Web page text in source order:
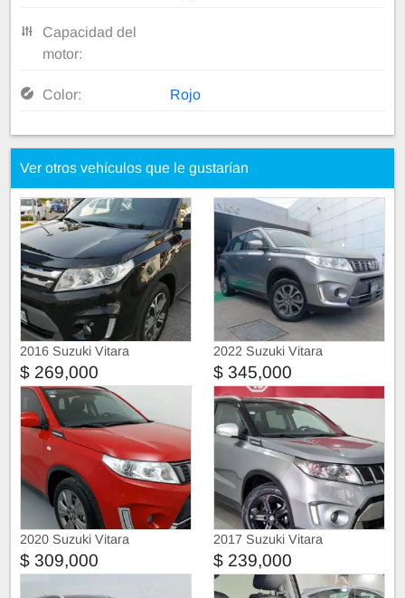
Capacidad del
motor:
Color: Rojo
Ver otros vehículos que le gustarían
2016 Suzuki Vitara
$ 269,000
2022 Suzuki Vitara
$ 345,000
2020 Suzuki Vitara
$ 309,000
2017 Suzuki Vitara
$ 239,000